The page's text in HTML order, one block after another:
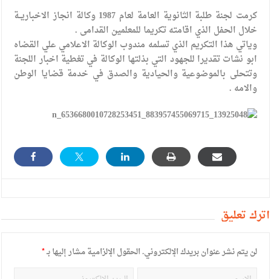
القاضي يلتقي رؤساء تحرير الصحف اليومية ويؤكد حرص مجلس
النواب على شراكة فاعلة مع الإعلام
دعوة المكلفين بخدمة العلم (الدفعة الثالثة) إلى مراجعة منصة خدمة
العلم
الملك يتلقى اتصالا هاتفيا من العاهل البحريني
القاضي محمود أحمد فريحات.. مبارك ومزيدا من التوفيق
كرمت لجنة طلبة الثانوية العامة لعام 1987 وكالة انجاز الاخباريــة
خلال الحفل الذي اقامته تكريما للمعلمين القدامى .
وياتي هذا التكريم الذي تسلمه مندوب الوكالة الاعلامي علي القضاه
ابو نشات تقديرا للجهود التي بذلتها الوكالة في تغطية اخبار اللجنة
وتتحلى بالموضوعية والحيادية والصدق في خدمة قضايا الوطن
والامه .
أترك تعليق
لن يتم نشر عنوان بريدك الإلكتروني.الحقول الإلزامية مشار إليها بـ*